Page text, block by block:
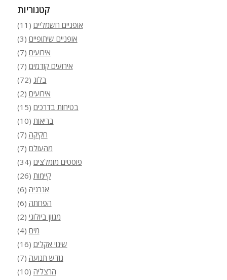
קטגוריות
אופניים חשמליים (11)
אופניים שיתופיים (3)
אירועים (7)
אירועים קודמים (7)
בלוג (72)
אירועים (2)
בטיחות בדרכים (15)
בריאות (10)
חקיקה (7)
מהעולם (7)
פוסטים מומלצים (34)
קיימות (26)
אנרגיה (6)
הפחתה (6)
מגוון ביולוגי (2)
מים (4)
שינוי אקלים (16)
גודש תנועה (7)
הרצליה (10)